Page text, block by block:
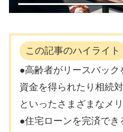
この記事のハイライト
●高齢者がリースバック
資金を得られたり相続
といったさまざまなメ
●住宅ローンを完済でき